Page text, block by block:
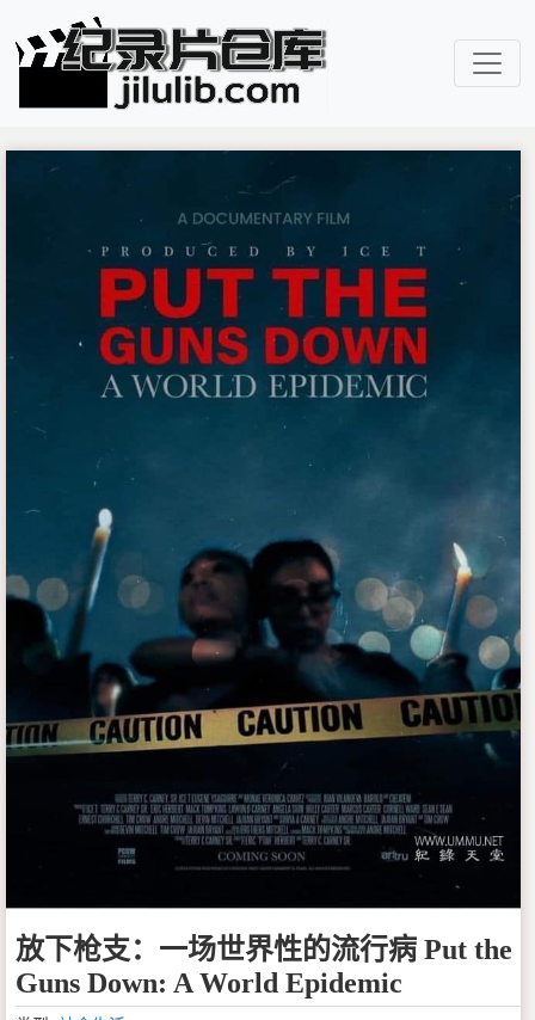
放下枪支：一场世界性的流行病 Put the
Guns Down: A World Epidemic